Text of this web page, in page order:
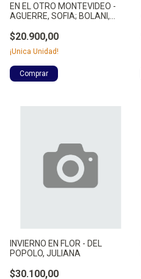
EN EL OTRO MONTEVIDEO -
AGUERRE, SOFIA; BOLANI,
$20.900,00
¡Unica Unidad!
INVIERNO EN FLOR - DEL
POPOLO, JULIANA
$30.100,00